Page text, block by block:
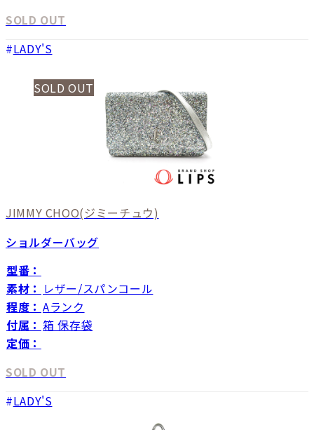
SOLD OUT
LADY'S
SOLD OUT
JIMMY CHOO(ジミーチュウ)
ショルダーバッグ
型番：
素材： レザー/スパンコール
程度： Aランク
付属： 箱 保存袋
定価：
SOLD OUT
LADY'S